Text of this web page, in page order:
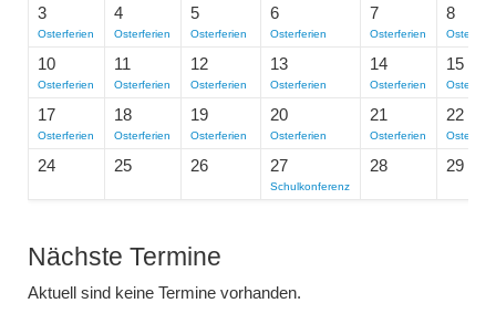
3
Osterferien
4
Osterferien
5
Osterferien
6
Osterferien
7
Osterferien
8
10
Osterferien
11
Osterferien
12
Osterferien
13
Osterferien
14
Osterferien
15
17
Osterferien
18
Osterferien
19
Osterferien
20
Osterferien
21
Osterferien
22
24 25 26 27
Schulkonferenz
28 29
Nächste Termine
Aktuell sind keine Termine vorhanden.